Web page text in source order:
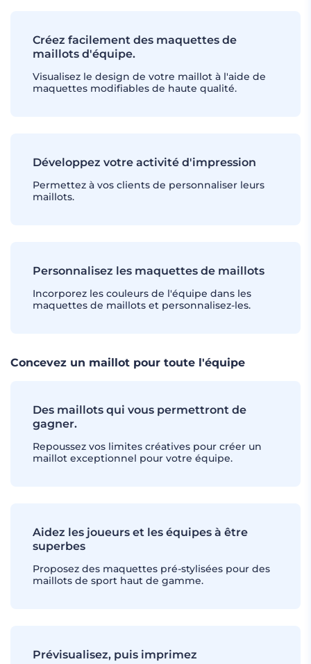
Créez facilement des maquettes de
maillots d'équipe.
Visualisez le design de votre maillot à l'aide de
maquettes modifiables de haute qualité.
Développez votre activité d'impression
Permettez à vos clients de personnaliser leurs
maillots.
Personnalisez les maquettes de maillots
Incorporez les couleurs de l'équipe dans les
maquettes de maillots et personnalisez-les.
Concevez un maillot pour toute l'équipe
Des maillots qui vous permettront de
gagner.
Repoussez vos limites créatives pour créer un
maillot exceptionnel pour votre équipe.
Aidez les joueurs et les équipes à être
superbes
Proposez des maquettes pré-stylisées pour des
maillots de sport haut de gamme.
Prévisualisez, puis imprimez